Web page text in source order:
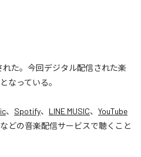
れた。今回デジタル配信された楽
なっている。
、 Spotify、 LINE MUSIC、 YouTube
などの音楽配信サービスで聴くこと